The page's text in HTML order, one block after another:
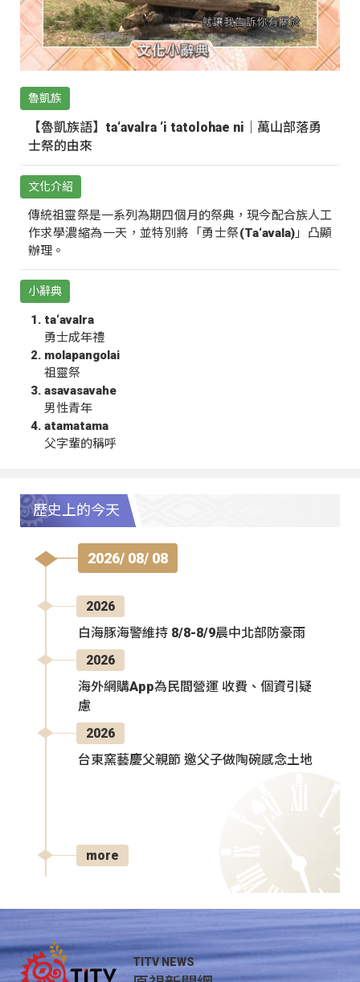
魯凱族
【魯凱族語】ta‘avalra ‘i tatolohae ni｜萬山部落勇
士祭的由來
文化介紹
傳統祖靈祭是一系列為期四個月的祭典，現今配合族人工
作求學濃縮為一天，並特別將「勇士祭(Ta‘avala)」凸顯
辦理。
小辭典
ta‘avalra
勇士成年禮
molapangolai
祖靈祭
asavasavahe
男性青年
atamatama
父字輩的稱呼
歷史上的今天
2026/ 08/ 08
2026
白海豚海警維持 8/8-8/9晨中北部防豪雨
2026
海外網購App為民間營運 收費、個資引疑
慮
2026
台東窯藝慶父親節 邀父子做陶碗感念土地
more
TITV NEWS